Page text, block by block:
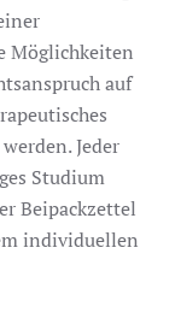
Möglichkeiten
auf
Jeder
Studium
Beipackzettel
individuellen